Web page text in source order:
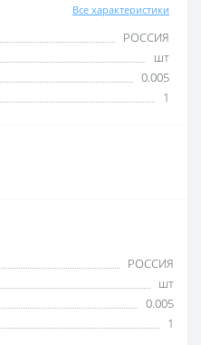
Все характеристики
РОССИЯ
шт
0.005
1
РОССИЯ
шт
0.005
1